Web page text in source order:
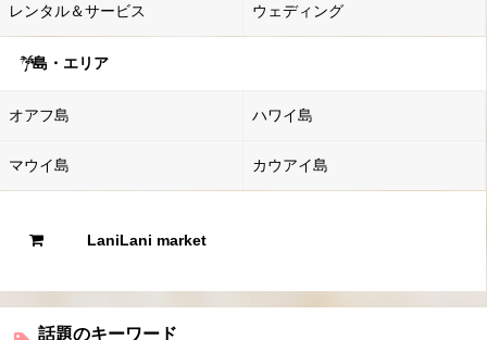
レンタル＆サービス ウェディング
島・エリア
オアフ島 ハワイ島
マウイ島 カウアイ島
LaniLani market
話題のキーワード